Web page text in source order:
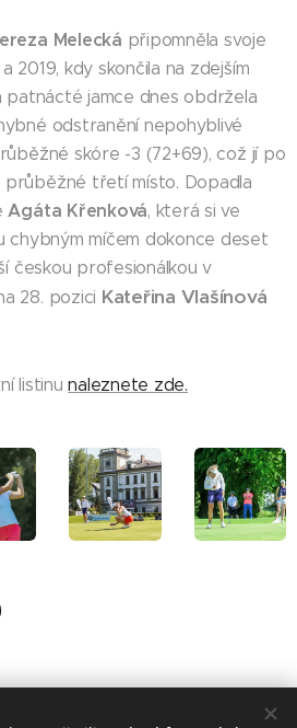
Melecká připomněla svoje
2019, kdy skončila na zdejším
patnácté jamce dnes obdržela
odstranění nepohyblivé
skóre -3 (72+69), což jí po
průběžné třetí místo. Dopadla
Agáta Křenková, která si ve
míčem dokonce deset
českou profesionálkou v
28. pozici Kateřina Vlašínová
listinunaleznete zde.